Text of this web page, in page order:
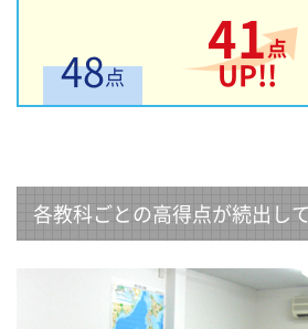
48点
41点
UP!!
各教科ごとの高得点が続出し